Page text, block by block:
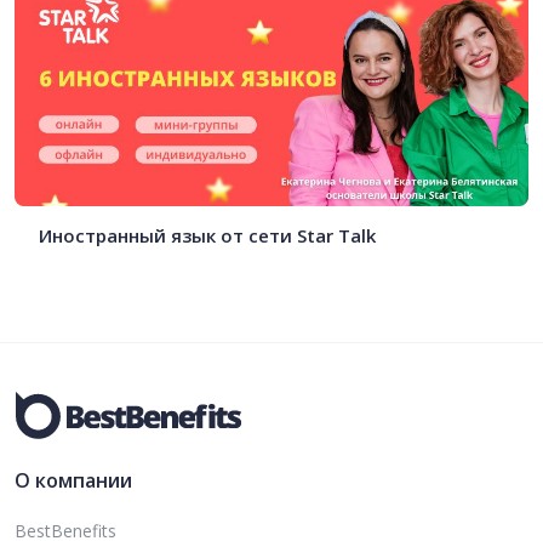
Иностранный язык от сети Star Talk
О компании
BestBenefits